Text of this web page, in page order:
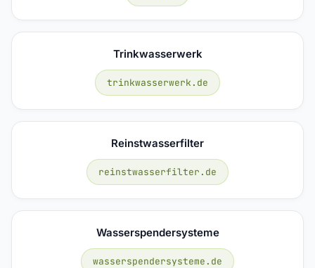
Trinkwasserwerk
trinkwasserwerk.de
Reinstwasserfilter
reinstwasserfilter.de
Wasserspendersysteme
wasserspendersysteme.de